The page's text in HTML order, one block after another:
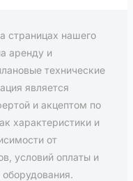
страницах нашего
аренду и
технические
является
и акцептом по
характеристики и
от
условий оплаты и